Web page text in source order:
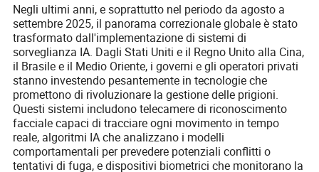
Negli ultimi anni, e soprattutto nel periodo da agosto a
settembre 2025, il panorama correzionale globale è stato
trasformato dall'implementazione di sistemi di
sorveglianza IA. Dagli Stati Uniti e il Regno Unito alla Cina,
il Brasile e il Medio Oriente, i governi e gli operatori privati
stanno investendo pesantemente in tecnologie che
promettono di rivoluzionare la gestione delle prigioni.
Questi sistemi includono telecamere di riconoscimento
facciale capaci di tracciare ogni movimento in tempo
reale, algoritmi IA che analizzano i modelli
comportamentali per prevedere potenziali conflitti o
tentativi di fuga, e dispositivi biometrici che monitorano la